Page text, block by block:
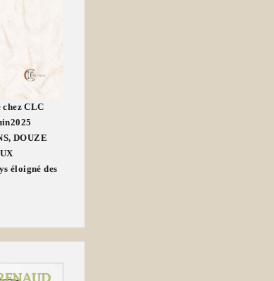
CLC
DOUZE
éloigné des